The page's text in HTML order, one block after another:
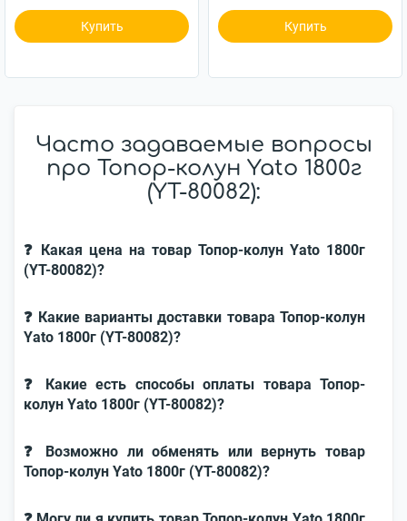
Купить Купить
Часто задаваемые вопросы
про Топор-колун Yato 1800г
(YT-80082):
❓ Какая цена на товар Топор-колун Yato 1800г
(YT-80082)?
❓ Какие варианты доставки товара Топор-колун
Yato 1800г (YT-80082)?
❓ Какие есть способы оплаты товара Топор-
колун Yato 1800г (YT-80082)?
❓ Возможно ли обменять или вернуть товар
Топор-колун Yato 1800г (YT-80082)?